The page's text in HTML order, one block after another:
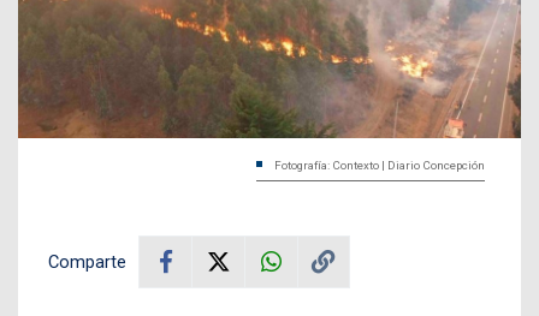
Fotografía: Contexto | Diario Concepción
Comparte